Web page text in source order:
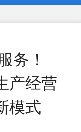
务！
产经营
模式